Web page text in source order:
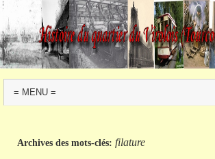
Archives des mots-clés: filature